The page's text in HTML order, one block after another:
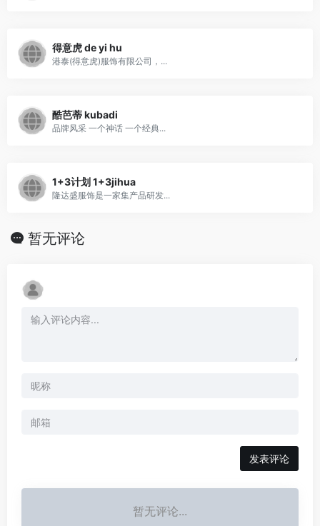
得意虎 de yi hu
港泰(得意虎)服饰有限公司，...
酷芭蒂 kubadi
品牌风采 一个神话 一个经典...
1+3计划 1+3jihua
隆达盛服饰是一家集产品研发...
暂无评论
发表评论
暂无评论...